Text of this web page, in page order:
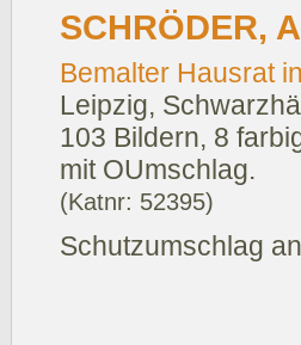
SCHRÖDER,
Bemalter Hausrat
Leipzig,
103 Bildern, 8
mit OUmschlag.
(Katnr: 52395)
Schutzumschlag